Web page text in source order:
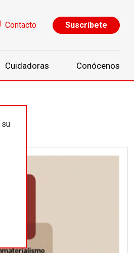
Contacto Suscríbete
Cuidadoras Conócenos
su